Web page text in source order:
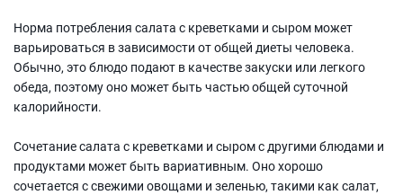
Норма потребления салата с креветками и сыром может
варьироваться в зависимости от общей диеты человека.
Обычно, это блюдо подают в качестве закуски или легкого
обеда, поэтому оно может быть частью общей суточной
калорийности.
Сочетание салата с креветками и сыром с другими блюдами и
продуктами может быть вариативным. Оно хорошо
сочетается с свежими овощами и зеленью, такими как салат,